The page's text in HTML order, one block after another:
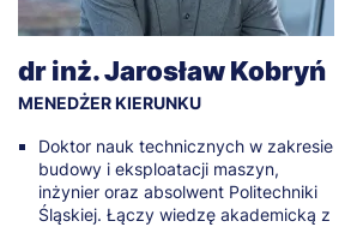
dr inż. Jarosław Kobryń
MENEDŻER KIERUNKU
Doktor nauk technicznych w zakresie
budowy i eksploatacji maszyn,
inżynier oraz absolwent Politechniki
Śląskiej. Łączy wiedzę akademicką z